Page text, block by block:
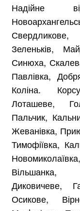
Надійне
Зеленьків,
Синюха,
Павлівка,
Коліна.
Лоташеве,
Пальчик,
Жеванівка,
Тимофіївка,
Вільшанка,
Диковичеве,
Осикове,